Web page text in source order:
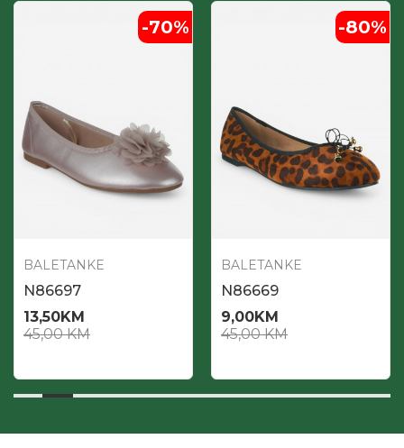
-70%
BALETANKE
N86697
13,50KM
45,00KM
-80%
BALETANKE
N86669
9,00KM
45,00KM